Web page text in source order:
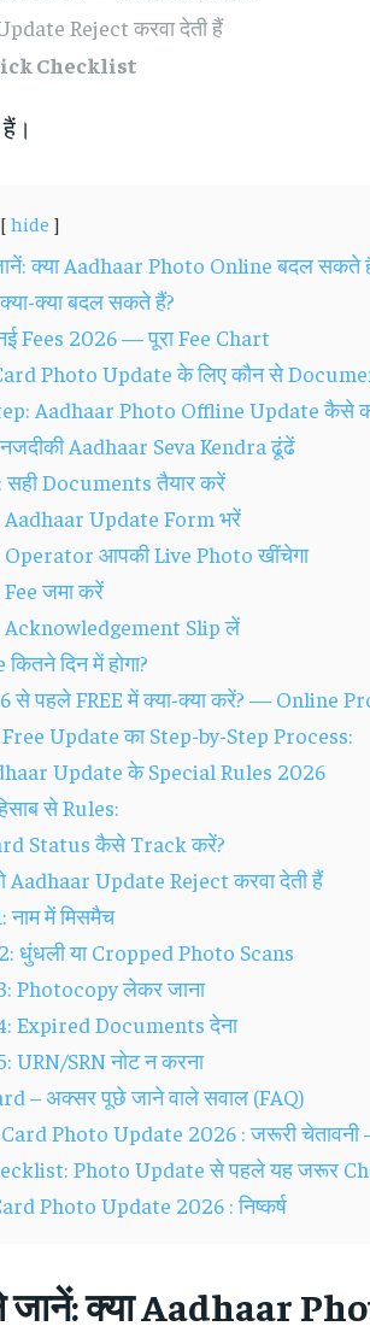
Reject करवा देती हैं
Checklist
hide
क्या Aadhaar Photo Online बदल सकते
क्या बदल सकते हैं?
Fees 2026 — पूरा Fee Chart
Photo Update के लिए कौन से
Aadhaar Photo Offline Update कैसे
Aadhaar Seva Kendra ढूंढें
सही Documents तैयार करें
Aadhaar Update Form भरें
Operator आपकी Live Photo खींचेगा
जमा करें
Acknowledgement Slip लें
दिन में होगा?
से पहले FREE में क्या-क्या करें? — Online
Update का Step-by-Step Process:
Update के Special Rules 2026
से Rules:
Status कैसे Track करें?
Aadhaar Update Reject करवा देती हैं
नाम में मिसमैच
धुंधली या Cropped Photo Scans
Photocopy लेकर जाना
Expired Documents देना
URN/SRN नोट न करना
– अक्सर पूछे जाने वाले सवाल (FAQ)
Photo Update 2026 : जरूरी चेतावनी
Photo Update से पहले यह जरूर
Photo Update 2026 : निष्कर्ष
क्या Aadhaar